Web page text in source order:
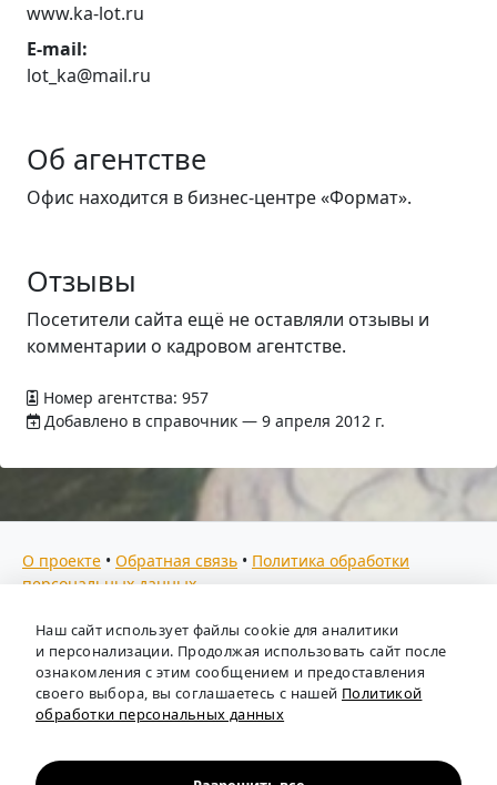
www.ka-lot.ru
E-mail:
lot_ka@mail.ru
Об агентстве
Офис находится в бизнес-центрe «Формат».
Отзывы
Посетители сайта ещё не оставляли отзывы и
комментарии о кадровом агентстве.
Номер агентства: 957
Добавлено в справочник — 9 апреля 2012 г.
О проекте • Обратная связь • Политика обработки
персональных данных
Мы собираем отзывы, составляем рейтинги и
предоставляем всю информацию о кадровых агентствах
России. Также анализируем ключевые тенденции рынка
труда: отслеживаем динамику зарплат, уровень
безработицы и общую обстановку в отрасли, чтобы вы
Наш сайт использует файлы cookie для аналитики
и персонализации. Продолжая использовать сайт после
ознакомления с этим сообщением и предоставления
своего выбора, вы соглашаетесь с нашей Политикой
обработки персональных данных